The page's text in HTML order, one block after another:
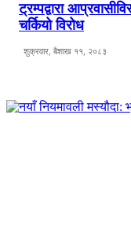
ट्रम्पद्वारा
चर्कियो विरोध
शुक्रवार, बैशाख ११, २०८३